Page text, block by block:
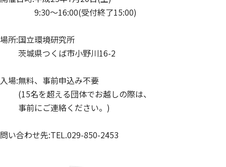
9:30～16:00(受付終了15:00)
場所:国立環境研究所
茨城県つくば市小野川16-2
入場:無料、事前申込み不要
(15名を超える団体でお越しの際は、
事前にご連絡ください。)
問い合わせ先:TEL.029-850-2453